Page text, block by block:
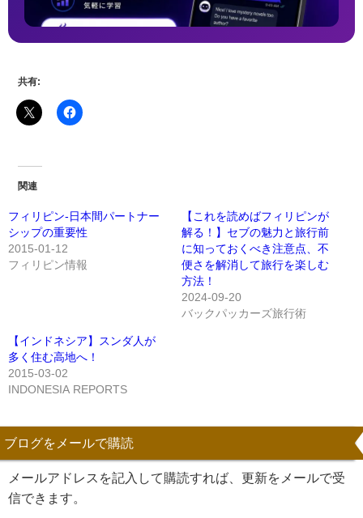
共有:
関連
フィリピン-日本間パートナー
シップの重要性
2015-01-12
フィリピン情報
【これを読めばフィリピンが
解る！】セブの魅力と旅行前
に知っておくべき注意点、不
便さを解消して旅行を楽しむ
方法！
2024-09-20
バックパッカーズ旅行術
【インドネシア】スンダ人が
多く住む高地へ！
2015-03-02
INDONESIA REPORTS
ブログをメールで購読
メールアドレスを記入して購読すれば、更新をメールで受
信できます。